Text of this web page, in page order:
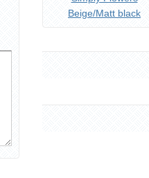
Beige/Matt black